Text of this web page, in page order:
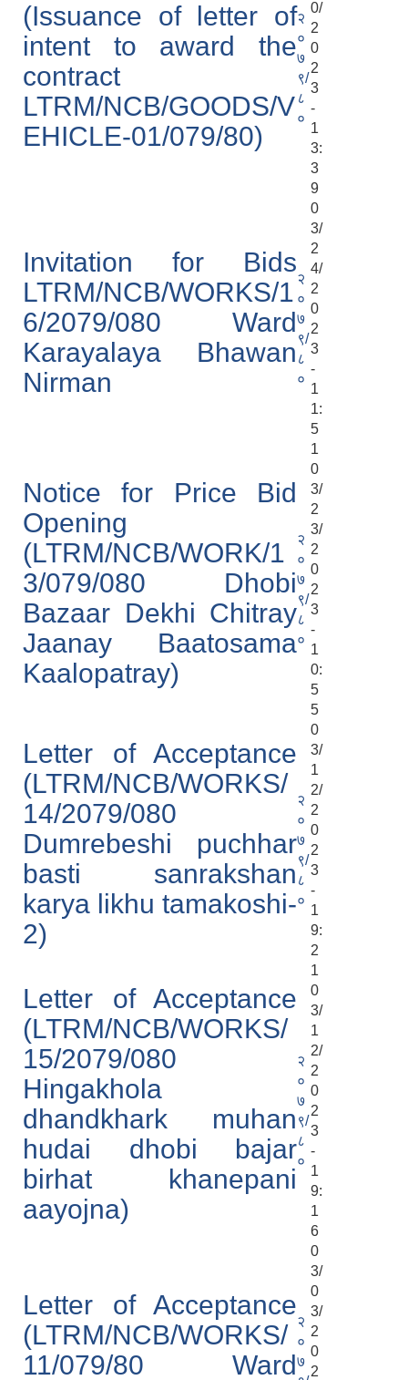
(Issuance of letter of
intent to award the
contract
LTRM/NCB/GOODS/V
EHICLE-01/079/80)
२
०
७
९/
८
०
0/
2
0
2
3
-
1
3:
3
9
Invitation for Bids
LTRM/NCB/WORKS/1
6/2079/080 Ward
Karayalaya Bhawan
Nirman
२
०
७
९/
८
०
0
3/
2
4/
2
0
2
3
-
1
1:
5
1
Notice for Price Bid
Opening
(LTRM/NCB/WORK/1
3/079/080 Dhobi
Bazaar Dekhi Chitray
Jaanay Baatosama
Kaalopatray)
२
०
७
९/
८
०
0
3/
2
3/
2
0
2
3
-
1
0:
5
5
Letter of Acceptance
(LTRM/NCB/WORKS/
14/2079/080
Dumrebeshi puchhar
basti sanrakshan
karya likhu tamakoshi-
2)
२
०
७
९/
८
०
0
3/
1
2/
2
0
2
3
-
1
9:
2
1
Letter of Acceptance
(LTRM/NCB/WORKS/
15/2079/080
Hingakhola
dhandkhark muhan
hudai dhobi bajar
birhat khanepani
aayojna)
२
०
७
९/
८
०
0
3/
1
2/
2
0
2
3
-
1
9:
1
6
Letter of Acceptance
(LTRM/NCB/WORKS/
11/079/80 Ward
२
०
७
0
3/
0
3/
2
0
2